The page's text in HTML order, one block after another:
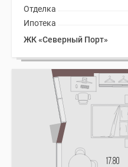
Отделка
Ипотека
ЖК «Северный Порт»